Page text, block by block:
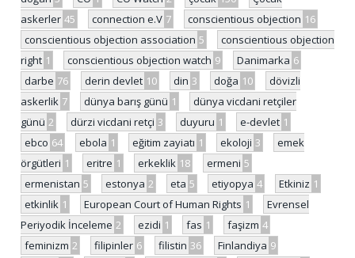
askerler 45 connection e.V 7 conscientious objection 16
conscientious objection association 5
conscientious objection
right 1 conscientious objection watch 9 Danimarka 6
darbe 76 derin devlet 10 din 3 doğa 10
dövizli
askerlik 7 dünya barış günü 1
dünya vicdani retçiler
günü 2 dürzi vicdani retçi 3 duyuru 1 e-devlet 1
ebco 64 ebola 1 eğitim zayiatı 1 ekoloji 3
emek
örgütleri 1 eritre 1 erkeklik 18 ermeni 5
ermenistan 5 estonya 2 eta 5 etiyopya 4 Etkiniz 1
etkinlik 1 European Court of Human Rights 1
Evrensel
Periyodik İnceleme 2 ezidi 1 fas 1 faşizm 4
feminizm 2 filipinler 6 filistin 36 Finlandiya 9